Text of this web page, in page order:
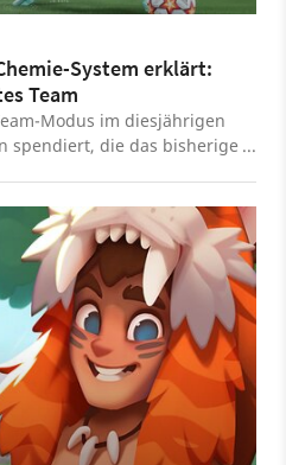
System erklärt:
Team
Modus im diesjährigen
spendiert, die das bisherige